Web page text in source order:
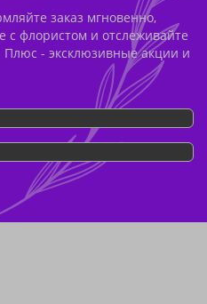
заказ мгновенно,
с флористом и отслеживайте
Плюс - эксклюзивные акции и